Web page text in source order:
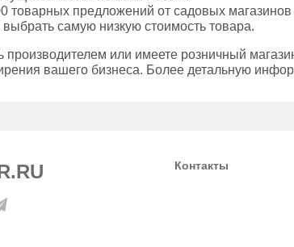
товарных предложений от садовых
самую низкую стоимость товара.
производителем или имеете розничный
вашего бизнеса. Более детальную
Контакты